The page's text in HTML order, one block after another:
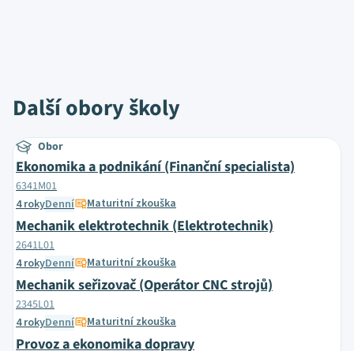
Další obory školy
Obor
Ekonomika a podnikání (Finanční specialista)
6341M01
4 rokyDenní Maturitní zkouška
Mechanik elektrotechnik (Elektrotechnik)
2641L01
4 rokyDenní Maturitní zkouška
Mechanik seřizovač (Operátor CNC strojů)
2345L01
4 rokyDenní Maturitní zkouška
Provoz a ekonomika dopravy